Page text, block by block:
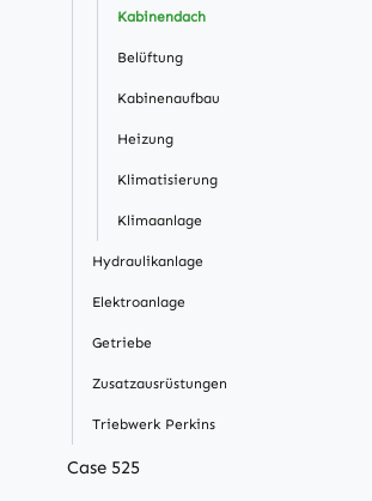
Kabinendach
Belüftung
Kabinenaufbau
Heizung
Klimatisierung
Klimaanlage
Hydraulikanlage
Elektroanlage
Getriebe
Zusatzausrüstungen
Triebwerk Perkins
Case 525